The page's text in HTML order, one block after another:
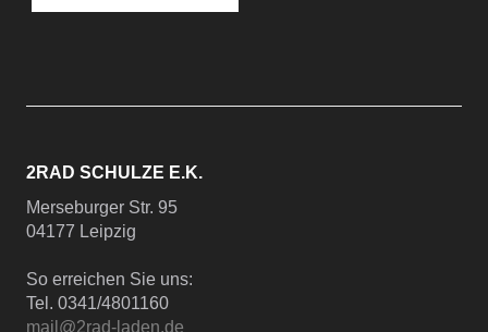
2RAD SCHULZE E.K.
Merseburger Str. 95
04177 Leipzig
So erreichen Sie uns:
Tel. 0341/4801160
mail@2rad-laden.de